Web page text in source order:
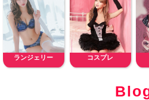
ランジェリー コスプレ